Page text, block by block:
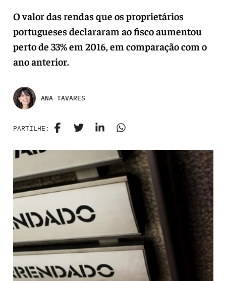
O valor das rendas que os proprietários
portugueses declararam ao fisco aumentou
perto de 33% em 2016, em comparação com o
ano anterior.
ANA TAVARES
PARTILHE: